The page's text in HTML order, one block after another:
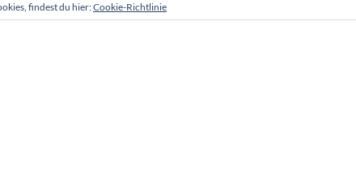
findest du hier:Cookie-Richtlinie